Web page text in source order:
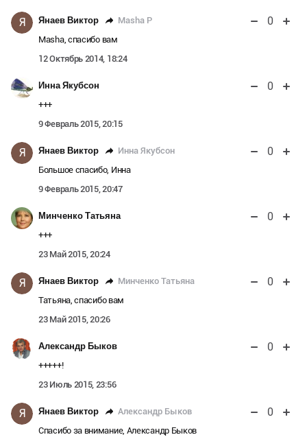
Я Янаев Виктор Masha P 0
Masha, спасибо вам
12 Октябрь 2014, 18:24
Инна Якубсон 0
+++
9 Февраль 2015, 20:15
Я Янаев Виктор Инна Якубсон 0
Большое спасибо, Инна
9 Февраль 2015, 20:47
Минченко Татьяна 0
+++
23 Май 2015, 20:24
Я Янаев Виктор Минченко Татьяна 0
Татьяна, спасибо вам
23 Май 2015, 20:26
Александр Быков 0
+++++!
23 Июль 2015, 23:56
Я Янаев Виктор Александр Быков 0
Спасибо за внимание, Александр Быков